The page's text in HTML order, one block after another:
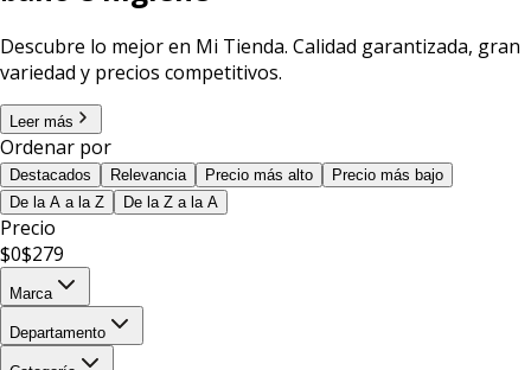
Descubre lo mejor en Mi Tienda. Calidad garantizada, gran
variedad y precios competitivos.
Leer más
Ordenar por
Destacados Relevancia Precio más alto
Precio más bajo
De la A a la Z
De la Z a la A
Precio
$0$279
Marca
Departamento